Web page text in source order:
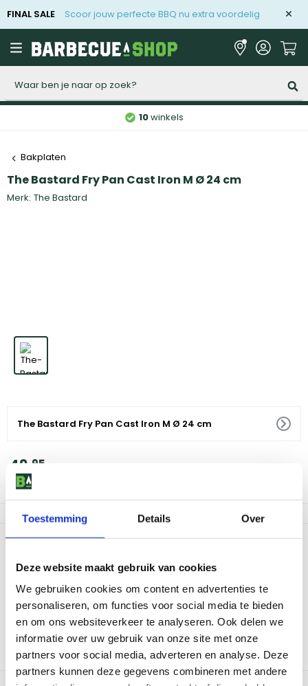
Toestemming Details Over
Deze website maakt gebruik van cookies
We gebruiken cookies om content en advertenties te
personaliseren, om functies voor social media te bieden
en om ons websiteverkeer te analyseren. Ook delen we
informatie over uw gebruik van onze site met onze
partners voor social media, adverteren en analyse. Deze
partners kunnen deze gegevens combineren met andere
FINAL SALE Scoor jouw perfecte BBQ nu extra voordelig
10winkels
Bakplaten
The Bastard Fry Pan Cast Iron M Ø 24 cm
Merk: The Bastard
The Bastard Fry Pan Cast Iron M Ø 24 cm
49 95
Niet op voorraad
Productomschrijving
Ervaar het plezier van koken met de The Bastard Fry Pan Cast Iron
iedereen die van koken houdt. Het gietijzer zorgt voor een
gelijkmatige warmteverdeling, waardoor je gerechten perfect
worden bereid. De pan heeft een diameter van 28 cm, wat hem
ideaal maakt voor het bereiden van diverse maaltijden. Of je nu
een heerlijke steak wilt bakken, groenten wilt roosteren of een
omelet wilt maken, deze pan kan het allemaal.